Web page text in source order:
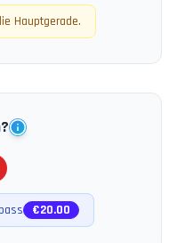
Hauptgerade.
€20.00